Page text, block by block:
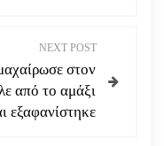
NEXT POST
στον
από το αμάξι
εξαφανίστηκε